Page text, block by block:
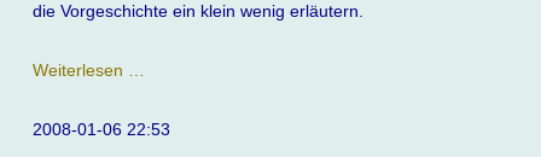
die Vorgeschichte ein klein wenig erläutern.
Weiterlesen …
erblich?
2008-01-06 22:53